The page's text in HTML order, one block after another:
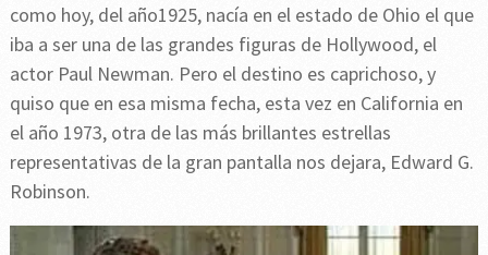
como hoy, del año1925, nacía en el estado de Ohio el que
iba a ser una de las grandes figuras de Hollywood, el
actor Paul Newman. Pero el destino es caprichoso, y
quiso que en esa misma fecha, esta vez en California en
el año 1973, otra de las más brillantes estrellas
representativas de la gran pantalla nos dejara, Edward G.
Robinson.